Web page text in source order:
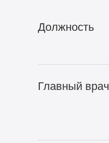
Должность
Главный врач